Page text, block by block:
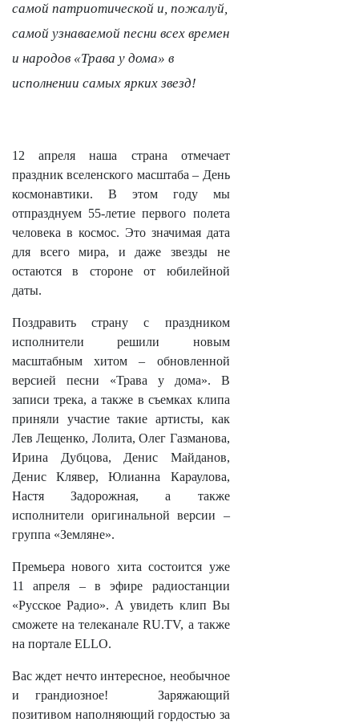
самой патриотической и, пожалуй,
самой узнаваемой песни всех времен
и народов «Трава у дома» в
исполнении самых ярких звезд!
12 апреля наша страна отмечает
праздник вселенского масштаба – День
космонавтики. В этом году мы
отпразднуем 55-летие первого полета
человека в космос. Это значимая дата
для всего мира, и даже звезды не
остаются в стороне от юбилейной
даты.
Поздравить страну с праздником
исполнители решили новым
масштабным хитом – обновленной
версией песни «Трава у дома». В
записи трека, а также в съемках клипа
приняли участие такие артисты, как
Лев Лещенко, Лолита, Олег Газманова,
Ирина Дубцова, Денис Майданов,
Денис Клявер, Юлианна Караулова,
Настя Задорожная, а также
исполнители оригинальной версии –
группа «Земляне».
Премьера нового хита состоится уже
11 апреля – в эфире радиостанции
«Русское Радио». А увидеть клип Вы
сможете на телеканале RU.TV, а также
на портале ELLO.
Вас ждет нечто интересное, необычное
и грандиозное! Заряжающий
позитивом наполняющий гордостью за